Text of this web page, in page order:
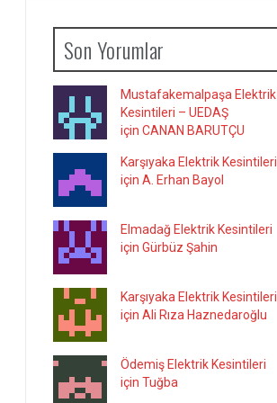
Son Yorumlar
Mustafakemalpaşa Elektrik
Kesintileri – UEDAŞ
için CANAN BARUTÇU
Karşıyaka Elektrik Kesintileri
için A. Erhan Bayol
Elmadağ Elektrik Kesintileri
için Gürbüz Şahin
Karşıyaka Elektrik Kesintileri
için Ali Rıza Haznedaroğlu
Ödemiş Elektrik Kesintileri
için Tuğba